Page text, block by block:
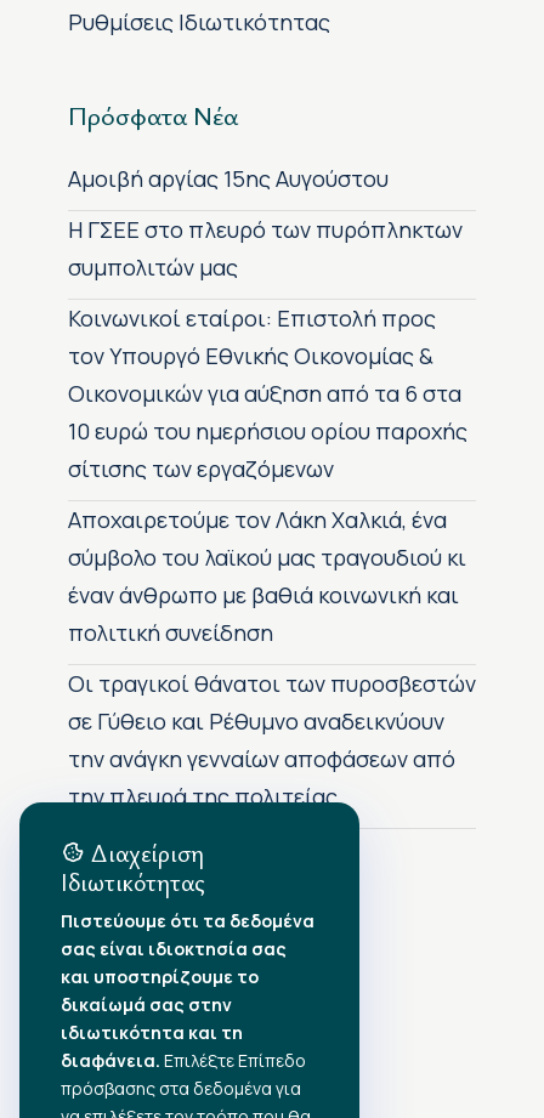
Ρυθμίσεις Ιδιωτικότητας
Πρόσφατα Νέα
Αμοιβή αργίας 15ης Αυγούστου
H ΓΣΕΕ στο πλευρό των πυρόπληκτων
συμπολιτών μας
Κοινωνικοί εταίροι: Επιστολή προς
τον Υπουργό Εθνικής Οικονομίας &
Οικονομικών για αύξηση από τα 6 στα
10 ευρώ του ημερήσιου ορίου παροχής
σίτισης των εργαζόμενων
Αποχαιρετούμε τον Λάκη Χαλκιά, ένα
σύμβολο του λαϊκού μας τραγουδιού κι
έναν άνθρωπο με βαθιά κοινωνική και
πολιτική συνείδηση
Οι τραγικοί θάνατοι των πυροσβεστών
σε Γύθειο και Ρέθυμνο αναδεικνύουν
την ανάγκη γενναίων αποφάσεων από
την πλευρά της πολιτείας
Αρχείο Δημοσιεύσεων
•Αύγουστος 2026
•Ιούλιος 2026
•Ιούνιος 2026
•Μάιος 2026
•Απρίλιος 2026
•Μάρτιος 2026
Διαχείριση
Ιδιωτικότητας
Πιστεύουμε ότι τα δεδομένα
σας είναι ιδιοκτησία σας
και υποστηρίζουμε το
δικαίωμά σας στην
ιδιωτικότητα και τη
διαφάνεια. Επιλέξτε Επίπεδο
πρόσβασης στα δεδομένα για